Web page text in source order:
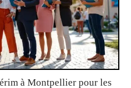
à Montpellier pour les